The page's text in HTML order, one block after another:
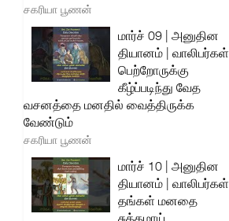
சகரியா பூணன்
மார்ச் 09 | அனுதின
தியானம் | வாலிபர்கள்
பெற்றோருக்கு
கீழ்ப்படிந்து வேத
வசனத்தை மனதில் வைத்திருக்க
வேண்டும்
சகரியா பூணன்
மார்ச் 10 | அனுதின
தியானம் | வாலிபர்கள்
தங்கள் மனதை
சுத்தமாய்